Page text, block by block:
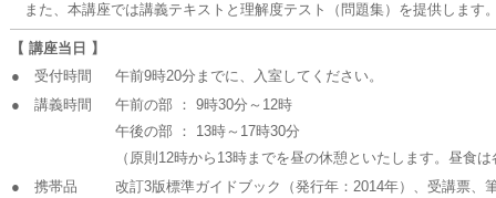
また、本講座では講義テキストと理解度テスト（問題集）を提供します
【 講座当日 】
● 受付時間
午前9時20分までに、入室してください。
● 講義時間
午前の部 ： 9時30分～12時
午後の部 ： 13時～17時30分
（原則12時から13時までを昼の休憩といたします。昼食
● 携帯品
改訂3版標準ガイドブック（発行年：2014年）、受講票、